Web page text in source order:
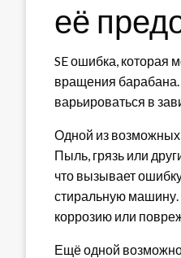
её
SE ошибка, которая
вращения
варьироваться в
Одной из возможных
Пыль, грязь или
что вызывает
стиральную машину.
коррозию или
Ещё одной